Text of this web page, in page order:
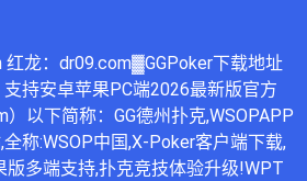
龙：dr09.com▓GGPoker下载地址
持安卓苹果PC端2026最新版官方
以下简称：GG德州扑克,WSOPAPP
称:WSOP中国,X-Poker客户端下载,
版多端支持,扑克竞技体验升级!WPT